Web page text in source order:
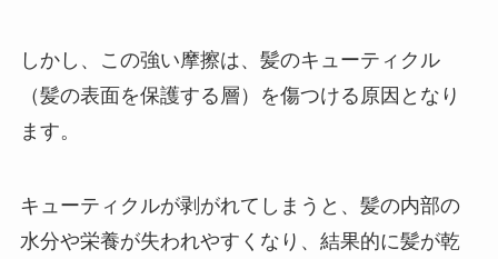
しかし、この強い摩擦は、髪のキューティクル
（髪の表面を保護する層）を傷つける原因となり
ます。
キューティクルが剥がれてしまうと、髪の内部の
水分や栄養が失われやすくなり、結果的に髪が乾